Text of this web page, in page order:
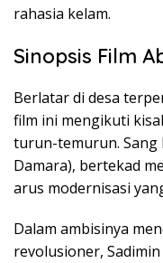
rahasia kelam.
Sinopsis Film
Berlatardi desa
film ini mengikuti
turun-temurun. Sang
Damara), bertekad
arus modernisasi
Dalam ambisinya
revolusioner,